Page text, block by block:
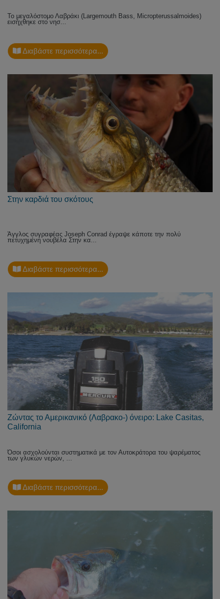
Το μεγαλόστομο Λαβράκι (Largemouth Bass, Micropterussalmoides)
εισήχθηκε στο νησ...
Διαβάστε περισσότερα...
Στην καρδιά του σκότους
Άγγλος συγραφέας Joseph Conrad έγραψε κάποτε την πολύ
πετυχημένη νουβέλα Στην κα...
Διαβάστε περισσότερα...
Ζώντας το Αμερικανικό (Λαβρακο-) όνειρο: Lake Casitas,
California
Όσοι ασχολούνται συστηματικά με τον Αυτοκράτορα του ψαρέματος
των γλυκών νερών, ...
Διαβάστε περισσότερα...